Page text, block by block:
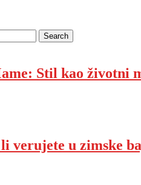
Stil kao životni
verujete u zimske